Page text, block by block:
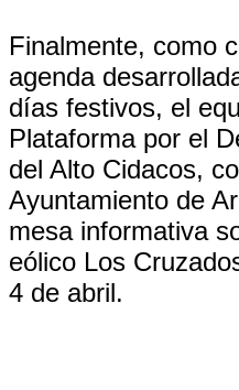
Finalmente, como
agenda
días festivos, el
Plataforma por el
del Alto Cidacos,
Ayuntamiento de
mesa informativa
eólico Los
4 de abril.